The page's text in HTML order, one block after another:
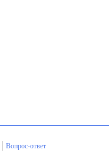
Вопрос-ответ